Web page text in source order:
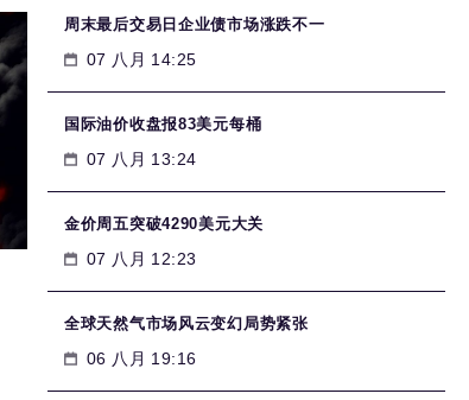
周末最后交易日企业债市场涨跌不一
07 八月 14:25
国际油价收盘报83美元每桶
07 八月 13:24
金价周五突破4290美元大关
07 八月 12:23
全球天然气市场风云变幻局势紧张
06 八月 19:16